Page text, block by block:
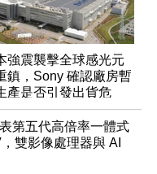
強震襲擊全球感光元
鎮，Sony 確認廠房暫
產是否引發出貨危
第五代高倍率一體式
雙影像處理器與 AI